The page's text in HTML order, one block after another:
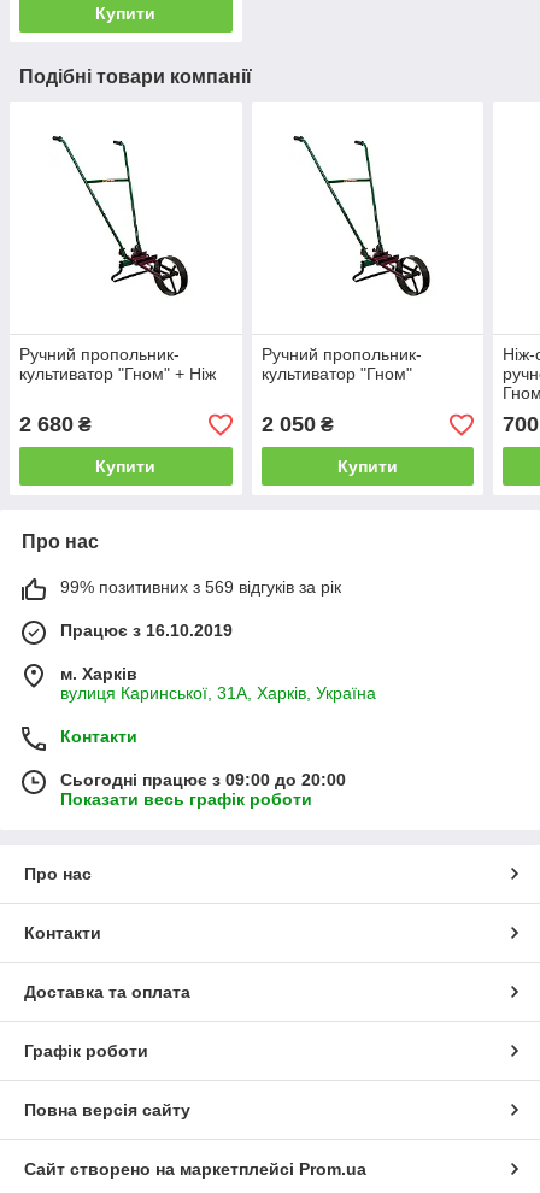
Купити
Подібні товари компанії
Ручний пропольник-
культиватор "Гном" + Ніж
2 680 ₴
Купити
Ручний пропольник-
культиватор "Гном"
2 050₴
Купити
700
Про нас
99% позитивних з 569 відгуків за рік
Працює з 16.10.2019
м. Харків
вулиця Каринської, 31А, Харків, Україна
Контакти
Сьогодні працює з 09:00 до 20:00
Показати весь графік роботи
Про нас
Контакти
Доставка та оплата
Графік роботи
Повна версія сайту
Сайт створено на маркетплейсі Prom.ua